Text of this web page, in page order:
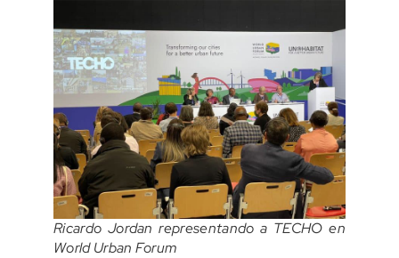
Ricardo Jordan representando a TECHO en
World Urban Forum